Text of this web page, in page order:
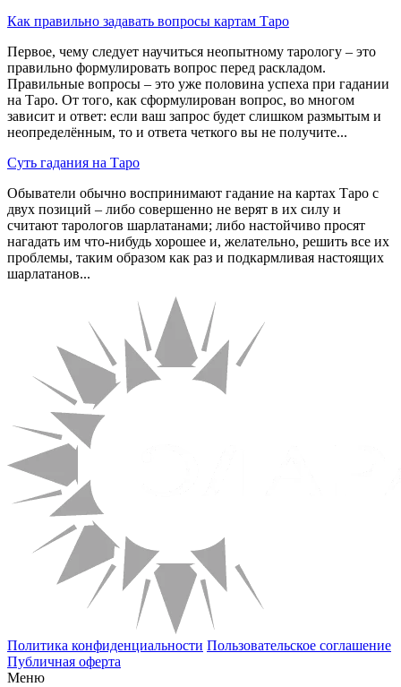
Как правильно задавать вопросы картам Таро
Первое, чему следует научиться неопытному тарологу – это
правильно формулировать вопрос перед раскладом.
Правильные вопросы – это уже половина успеха при гадании
на Таро. От того, как сформулирован вопрос, во многом
зависит и ответ: если ваш запрос будет слишком размытым и
неопределённым, то и ответа четкого вы не получите...
Суть гадания на Таро
Обыватели обычно воспринимают гадание на картах Таро с
двух позиций – либо совершенно не верят в их силу и
считают тарологов шарлатанами; либо настойчиво просят
нагадать им что-нибудь хорошее и, желательно, решить все их
проблемы, таким образом как раз и подкармливая настоящих
шарлатанов...
Политика конфиденциальности Пользовательское соглашение
Публичная оферта
Меню